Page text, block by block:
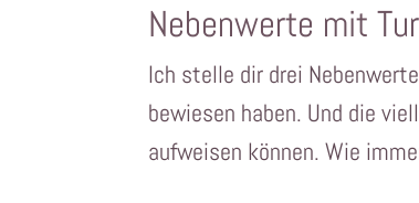
Nebenwerte mit
Ich stelle dir drei
bewiesen haben. Und die
aufweisen können. Wie